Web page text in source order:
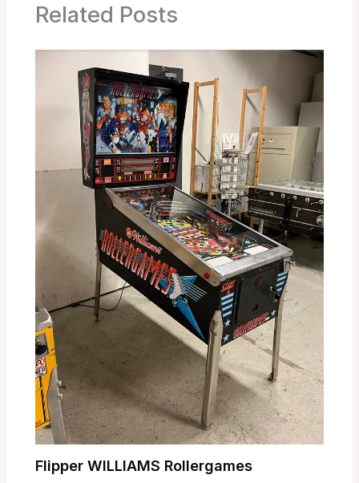
Related Posts
Flipper WILLIAMS Rollergames